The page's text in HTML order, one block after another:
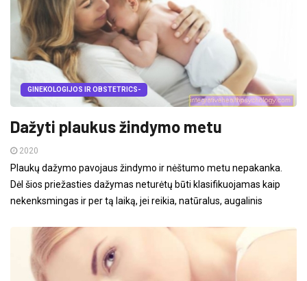
GINEKOLOGIJOS IR OBSTETRICS-
Dažyti plaukus žindymo metu
2020
Plaukų dažymo pavojaus žindymo ir nėštumo metu nepakanka.
Dėl šios priežasties dažymas neturėtų būti klasifikuojamas kaip
nekenksmingas ir per tą laiką, jei reikia, natūralus, augalinis